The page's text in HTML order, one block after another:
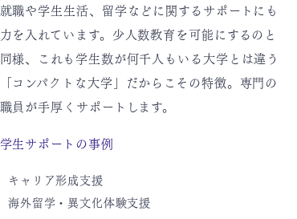
就職や学生生活、留学などに関するサポートにも
力を入れています。少人数教育を可能にするのと
同様、これも学生数が何千人もいる大学とは違う
「コンパクトな大学」だからこその特徴。専門の
職員が手厚くサポートします。
学生サポートの事例
キャリア形成支援
海外留学・異文化体験支援